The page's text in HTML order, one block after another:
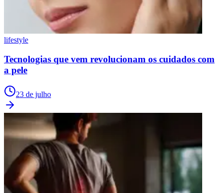
lifestyle
Tecnologias que vem revolucionam os cuidados com
a pele
23 de julho